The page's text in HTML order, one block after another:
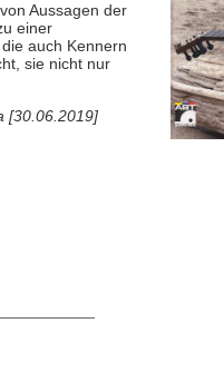
Aussagen der
einer
auch Kennern
sie nicht nur
[30.06.2019]